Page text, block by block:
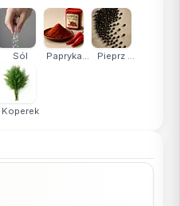
Sól Papryka... Pieprz ...
Koperek